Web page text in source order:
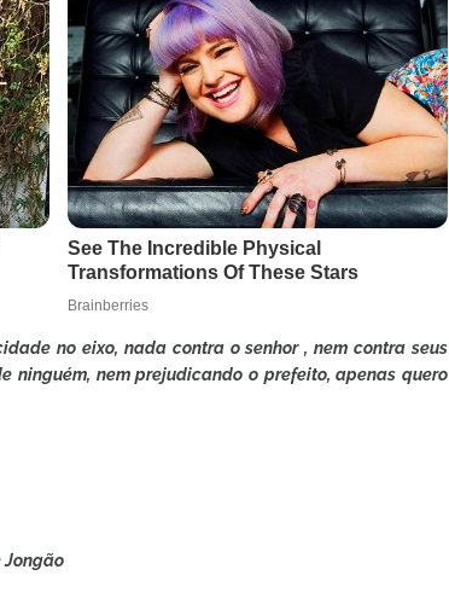
no eixo, nada contra o senhor , nem contra seus
ninguém, nem prejudicando o prefeito, apenas quero
Jongão